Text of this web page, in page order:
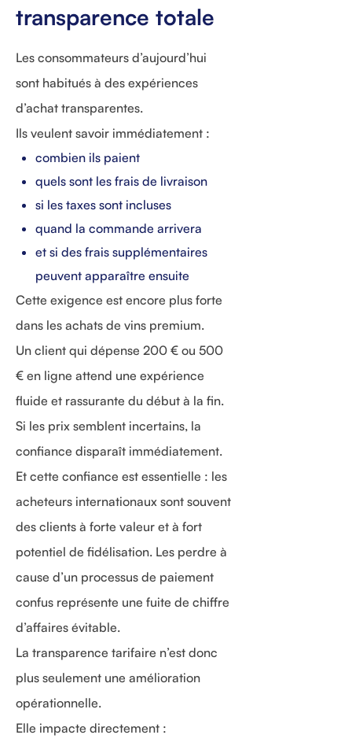
transparence totale
Les consommateurs d’aujourd’hui
sont habitués à des expériences
d’achat transparentes.
Ils veulent savoir immédiatement :
combien ils paient
quels sont les frais de livraison
si les taxes sont incluses
quand la commande arrivera
et si des frais supplémentaires
peuvent apparaître ensuite
Cette exigence est encore plus forte
dans les achats de vins premium.
Un client qui dépense 200 € ou 500
€ en ligne attend une expérience
fluide et rassurante du début à la fin.
Si les prix semblent incertains, la
confiance disparaît immédiatement.
Et cette confiance est essentielle : les
acheteurs internationaux sont souvent
des clients à forte valeur et à fort
potentiel de fidélisation. Les perdre à
cause d’un processus de paiement
confus représente une fuite de chiffre
d’affaires évitable.
La transparence tarifaire n’est donc
plus seulement une amélioration
opérationnelle.
Elle impacte directement :